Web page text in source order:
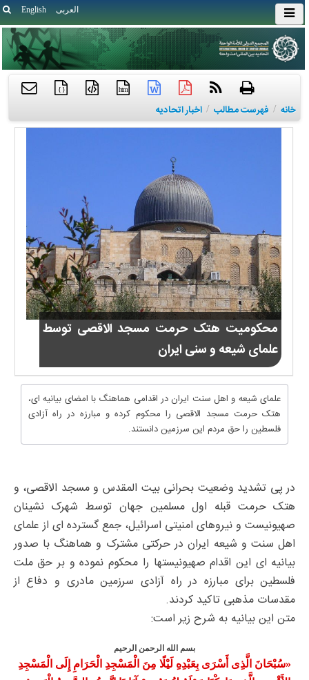
English العربی
htm
{ }
خانه / فهرست مطالب / اخبار اتحادیه
محکومیت هتک حرمت مسجد الاقصی توسط
علمای شیعه و سنی ایران
علمای شیعه و اهل سنت ایران در اقدامی هماهنگ با امضای بیانیه ای،
هتک حرمت مسجد الاقصی را محکوم کرده و مبارزه در راه آزادی
فلسطین را حق مردم این سرزمین دانستند.
در پی تشدید وضعیت بحرانی بیت المقدس و مسجد الاقصی، و
هتک حرمت قبله اول مسلمین جهان توسط شهرک نشینان
صهیونیست و نیروهای امنیتی اسرائیل، جمع گسترده ای از علمای
اهل سنت و شیعه ایران در حرکتی مشترک و هماهنگ با صدور
بیانیه ای این اقدام صهیونیستها را محکوم نموده و بر حق ملت
فلسطین برای مبارزه در راه آزادی سرزمین مادری و دفاع از
مقدسات مذهبی تاکید کردند.
متن این بیانیه به شرح زیر است:
بسم الله الرحمن الرحیم
«سُبْحَانَ الَّذِی أَسْرَى بِعَبْدِهِ لَیْلًا مِنَ الْمَسْجِدِ الْحَرَامِ إِلَى الْمَسْجِدِ